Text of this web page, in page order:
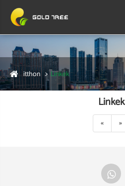
itthon Linkek
Linkek
« »